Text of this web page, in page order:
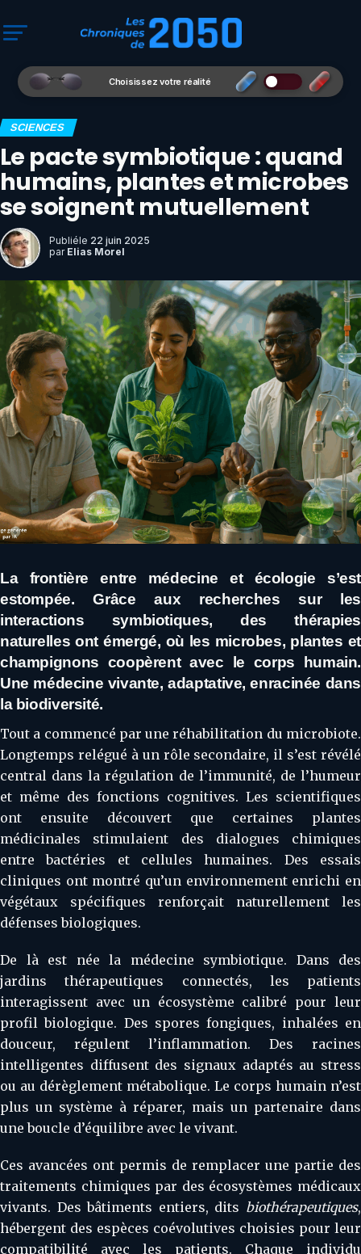
Choisissez votre réalité
SCIENCES
Le pacte symbiotique : quand
humains, plantes et microbes
se soignent mutuellement
Publiéle 22 juin 2025
par Elias Morel
La frontière entre médecine et écologie s’est
estompée. Grâce aux recherches sur les
interactions symbiotiques, des thérapies
naturelles ont émergé, où les microbes, plantes et
champignons coopèrent avec le corps humain.
Une médecine vivante, adaptative, enracinée dans
la biodiversité.
Tout a commencé par une réhabilitation du microbiote.
Longtemps relégué à un rôle secondaire, il s’est révélé
central dans la régulation de l’immunité, de l’humeur
et même des fonctions cognitives. Les scientifiques
ont ensuite découvert que certaines plantes
médicinales stimulaient des dialogues chimiques
entre bactéries et cellules humaines. Des essais
cliniques ont montré qu’un environnement enrichi en
végétaux spécifiques renforçait naturellement les
défenses biologiques.
De là est née la médecine symbiotique. Dans des
jardins thérapeutiques connectés, les patients
interagissent avec un écosystème calibré pour leur
profil biologique. Des spores fongiques, inhalées en
douceur, régulent l’inflammation. Des racines
intelligentes diffusent des signaux adaptés au stress
ou au dérèglement métabolique. Le corps humain n’est
plus un système à réparer, mais un partenaire dans
une boucle d’équilibre avec le vivant.
Ces avancées ont permis de remplacer une partie des
traitements chimiques par des écosystèmes médicaux
vivants. Des bâtiments entiers, dits biothérapeutiques,
hébergent des espèces coévolutives choisies pour leur
compatibilité avec les patients. Chaque individu